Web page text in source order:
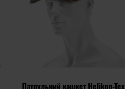
Патрульний кашкет Helikon-Tex